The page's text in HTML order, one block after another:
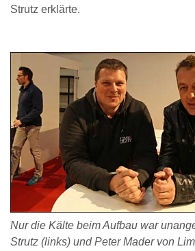
Strutz erklärte.
Nur die Kälte beim Aufbau war
Strutz (links) und Peter Mader von